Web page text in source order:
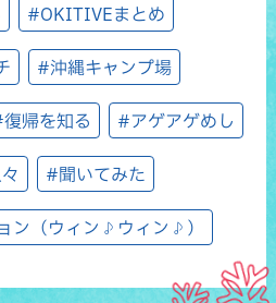
#OKITIVEまとめ
#沖縄キャンプ場
帰を知る #アゲアゲめし
#聞いてみた
ン（ウィン♪ウィン♪）